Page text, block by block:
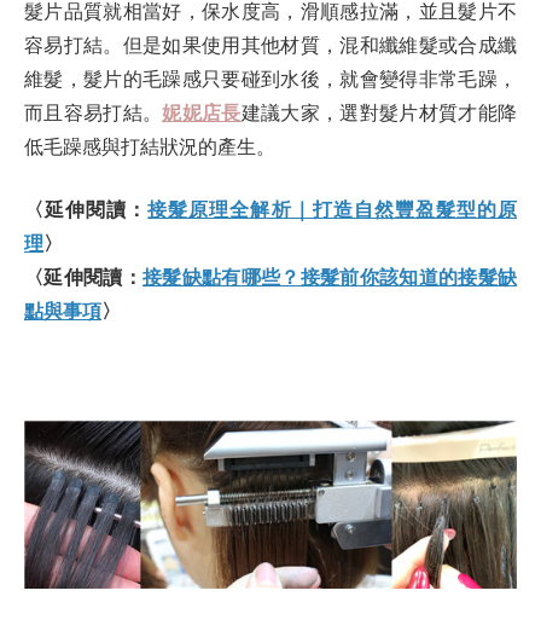
髮片品質就相當好，保水度高，滑順感拉滿，並且髮片不
容易打結。但是如果使用其他材質，混和纖維髮或合成纖
維髮，髮片的毛躁感只要碰到水後，就會變得非常毛躁，
而且容易打結。妮妮店長建議大家，選對髮片材質才能降
低毛躁感與打結狀況的產生。
〈延伸閱讀：接髮原理全解析｜打造自然豐盈髮型的原
理〉
〈延伸閱讀： 接髮缺點有哪些？接髮前你該知道的接髮缺
點與事項〉